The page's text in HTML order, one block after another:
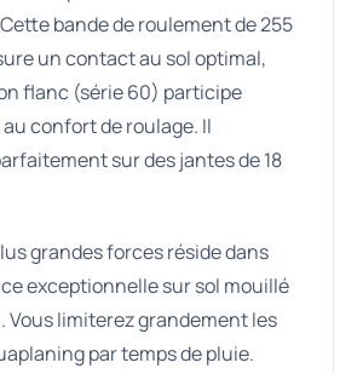
bande de roulement de 255
un contact au sol optimal,
flanc (série 60) participe
confort de roulage. Il
sur des jantes de 18
grandes forces réside dans
exceptionnelle sur sol mouillé
Vous limiterez grandement les
par temps de pluie.